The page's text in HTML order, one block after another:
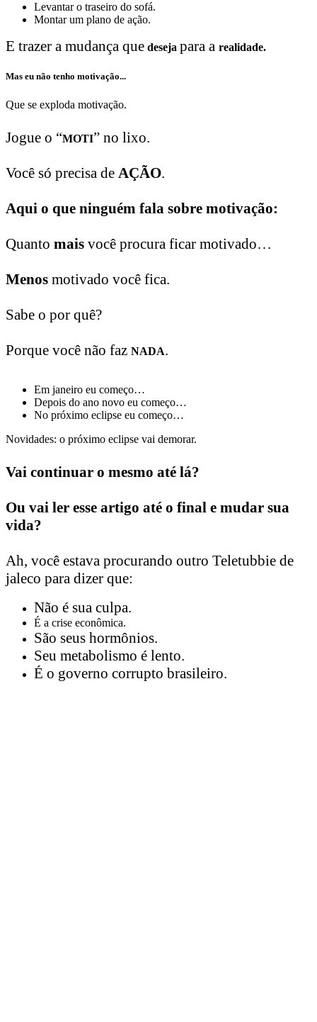
Levantar o traseiro do sofá.
Montar um plano de ação.
E trazer a mudança que deseja para a realidade.
Mas eu não tenho motivação...
Que se exploda motivação.
Jogue o “MOTI” no lixo.
Você só precisa de AÇÃO.
Aqui o que ninguém fala sobre motivação:
Quanto mais você procura ficar motivado…
Menos motivado você fica.
Sabe o por quê?
Porque você não faz NADA.
Em janeiro eu começo…
Depois do ano novo eu começo…
No próximo eclipse eu começo…
Novidades: o próximo eclipse vai demorar.
Vai continuar o mesmo até lá?
Ou vai ler esse artigo até o final e mudar sua
vida?
Ah, você estava procurando outro Teletubbie de
jaleco para dizer que:
Não é sua culpa.
É a crise econômica.
São seus hormônios.
Seu metabolismo é lento.
É o governo corrupto brasileiro.